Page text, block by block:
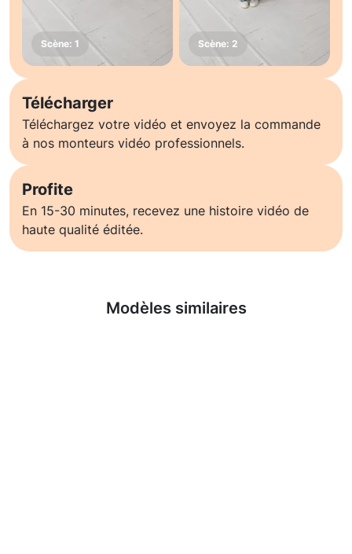
Télécharger
Téléchargez votre vidéo et envoyez la commande
à nos monteurs vidéo professionnels.
Profite
En 15-30 minutes, recevez une histoire vidéo de
haute qualité éditée.
Modèles similaires
En savoir plus